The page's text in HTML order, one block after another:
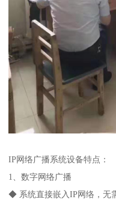
IP网络广播系统设备特点：
1、数字网络广播
◆ 系统直接嵌入IP网络，无